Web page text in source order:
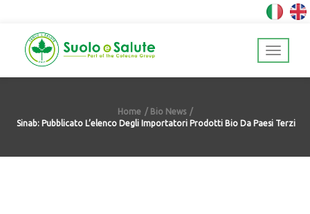
Home
Bio News
Sinab: Pubblicato L’elenco Degli Importatori Prodotti Bio Da Paesi Terzi